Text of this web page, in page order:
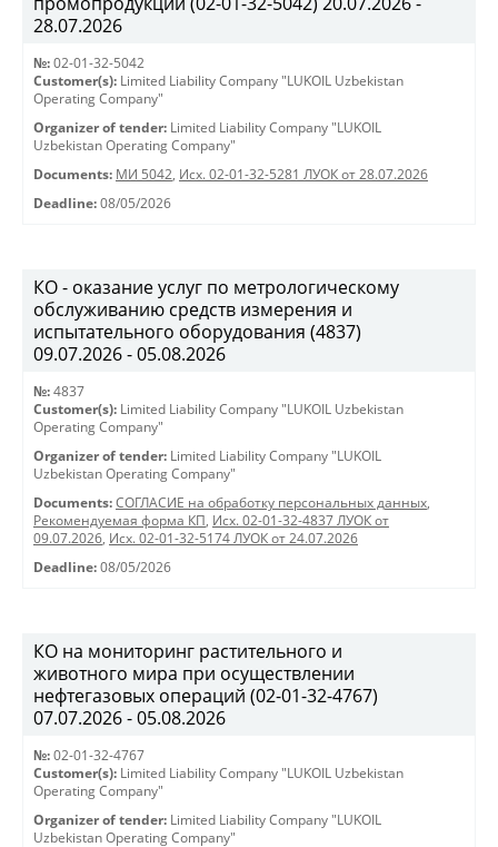
28.07.2026
№: 02-01-32-5042
Customer(s): Limited Liability Company "LUKOIL Uzbekistan
Operating Company"
Organizer of tender: Limited Liability Company "LUKOIL
Uzbekistan Operating Company"
Documents: МИ 5042, Исх. 02-01-32-5281 ЛУОК от 28.07.2026
Deadline: 08/05/2026
КО - оказание услуг по метрологическому
обслуживанию средств измерения и
испытательного оборудования (4837)
09.07.2026 - 05.08.2026
№: 4837
Customer(s): Limited Liability Company "LUKOIL Uzbekistan
Operating Company"
Organizer of tender: Limited Liability Company "LUKOIL
Uzbekistan Operating Company"
Documents: СОГЛАСИЕ на обработку персональных данных,
Рекомендуемая форма КП, Исх. 02-01-32-4837 ЛУОК от
09.07.2026, Исх. 02-01-32-5174 ЛУОК от 24.07.2026
Deadline: 08/05/2026
КО на мониторинг растительного и
животного мира при осуществлении
нефтегазовых операций (02-01-32-4767)
07.07.2026 - 05.08.2026
№: 02-01-32-4767
Customer(s): Limited Liability Company "LUKOIL Uzbekistan
Operating Company"
Organizer of tender: Limited Liability Company "LUKOIL
Uzbekistan Operating Company"